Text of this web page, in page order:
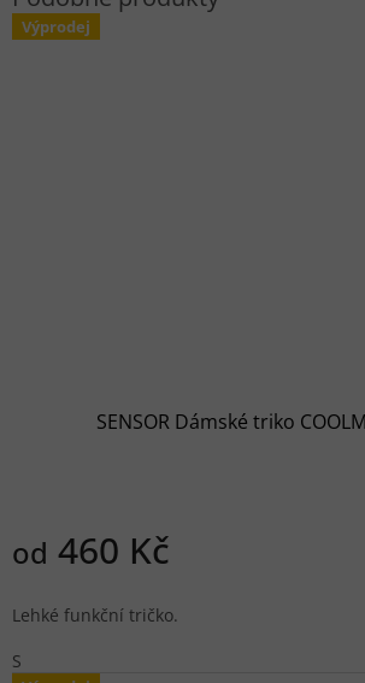
Výprodej
SENSOR Dámské triko
od 460 Kč
Lehké funkční tričko.
S